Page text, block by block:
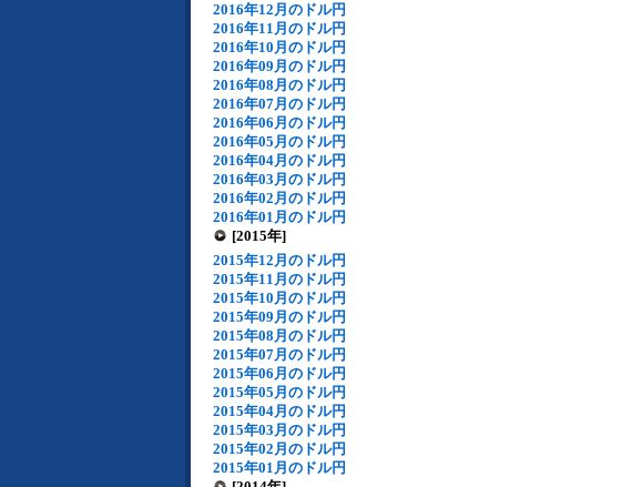
2016年12月のドル円
2016年11月のドル円
2016年10月のドル円
2016年09月のドル円
2016年08月のドル円
2016年07月のドル円
2016年06月のドル円
2016年05月のドル円
2016年04月のドル円
2016年03月のドル円
2016年02月のドル円
2016年01月のドル円
[2015年]
2015年12月のドル円
2015年11月のドル円
2015年10月のドル円
2015年09月のドル円
2015年08月のドル円
2015年07月のドル円
2015年06月のドル円
2015年05月のドル円
2015年04月のドル円
2015年03月のドル円
2015年02月のドル円
2015年01月のドル円